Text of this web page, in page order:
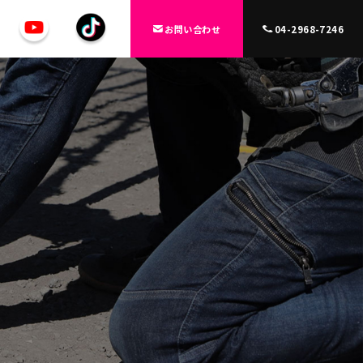
お問い合わせ 04-2968-7246